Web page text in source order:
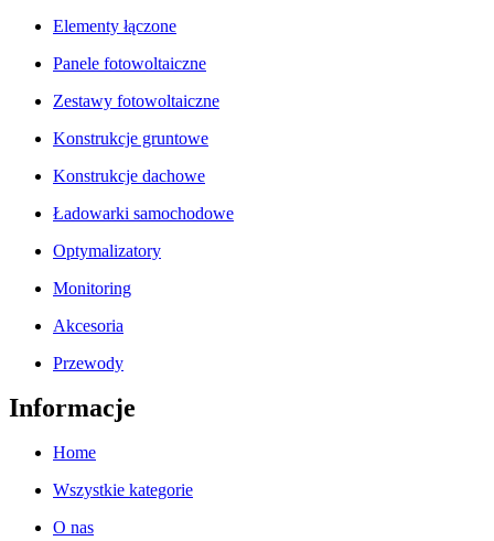
Elementy łączone
Panele fotowoltaiczne
Zestawy fotowoltaiczne
Konstrukcje gruntowe
Konstrukcje dachowe
Ładowarki samochodowe
Optymalizatory
Monitoring
Akcesoria
Przewody
Informacje
Home
Wszystkie kategorie
O nas